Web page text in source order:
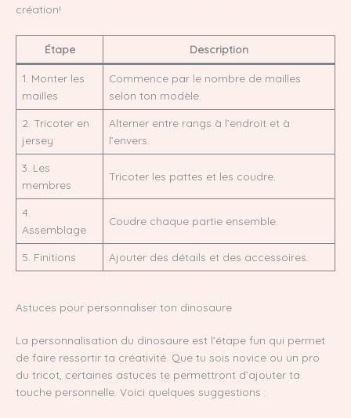
création!
Étape Description
1. Monter les
mailles
Commence par le nombre de mailles
selon ton modèle.
2. Tricoter en
jersey
Alterner entre rangs à l’endroit et à
l’envers.
3. Les
membres
Tricoter les pattes et les coudre.
4.
Assemblage
Coudre chaque partie ensemble.
5. Finitions Ajouter des détails et des accessoires.
Astuces pour personnaliser ton dinosaure
La personnalisation du dinosaure est l’étape fun qui permet
de faire ressortir ta créativité. Que tu sois novice ou un pro
du tricot, certaines astuces te permettront d’ajouter ta
touche personnelle. Voici quelques suggestions :